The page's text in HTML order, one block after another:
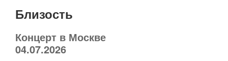
Близость
Концерт в Москве
04.07.2026